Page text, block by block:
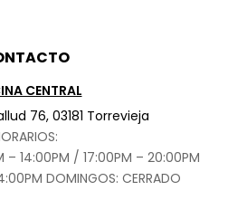
CENTRAL
76, 03181 Torrevieja
– 14:00PM / 17:00PM – 20:00PM
DOMINGOS: CERRADO